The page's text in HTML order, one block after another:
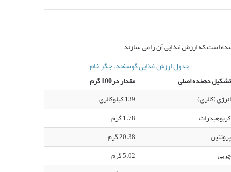
است که ارزش غذایی آن را می سازند
جدول ارزش غذایی گوسفند، جگر خام
تشکیل دهنده اصلی
مقدار در100 گرم
انرژی (کالری)
139 کیلوکالری
کربوهیدرات
1.78 گرم
پروتئین
20.38 گرم
چربی
5.02 گرم